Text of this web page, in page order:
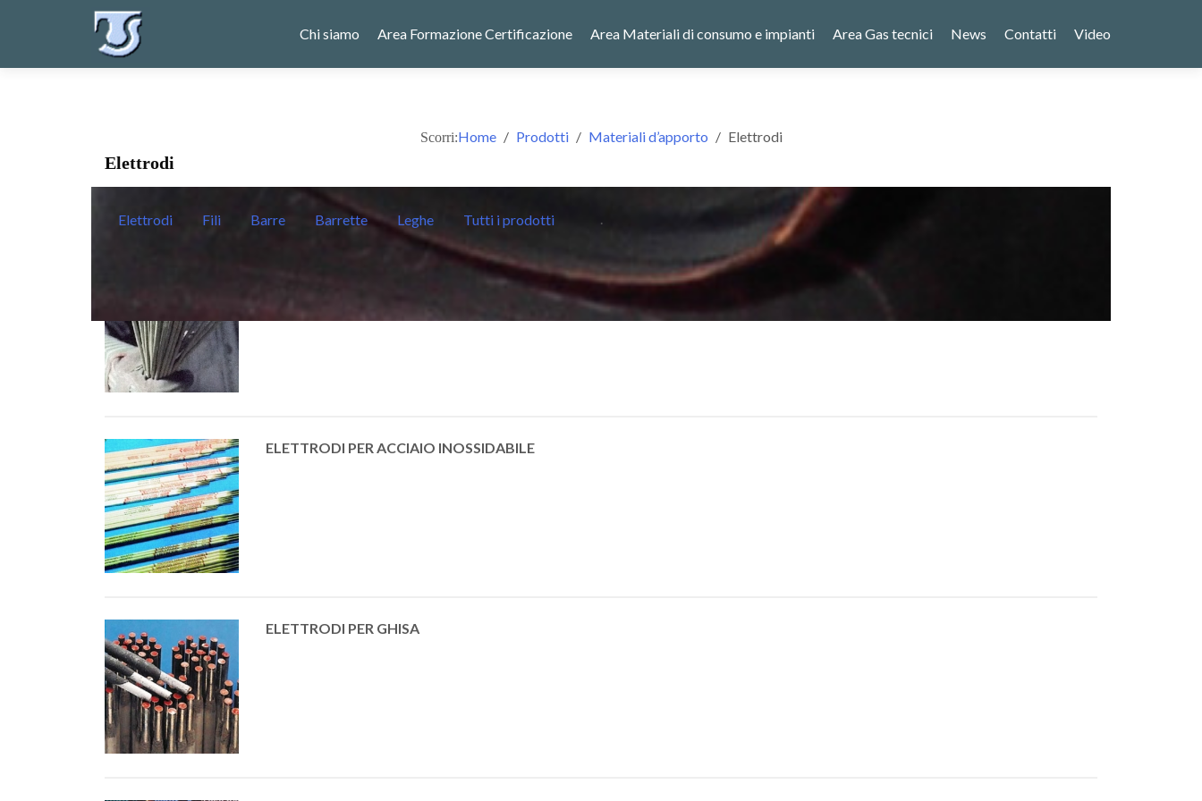
Chi siamo Area Formazione Certificazione Area Materiali di consumo e impianti Area Gas tecnici News Contatti Video
Scorri:Home Prodotti Materiali d’apporto Elettrodi
Elettrodi
.
Elettrodi Fili Barre Barrette Leghe Tutti i prodotti
ELETTRODI PER ACCIAIO AL CARBONIO
ELETTRODI PER ACCIAIO INOSSIDABILE
ELETTRODI PER GHISA